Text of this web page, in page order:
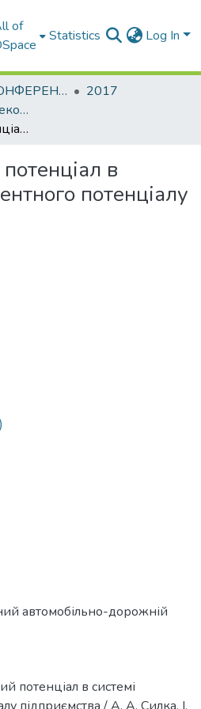
of
Statistics Log In
МАТЕРІАЛИ КОНФЕРЕНЦІЙ
2017
Проблеми розвитку економіки підприємства: погляд молоді
Управлінський потенціал в системі конкурентного потенціалу підприємства
в
потенціалу
автомобільно-дорожній
потенціал в системі